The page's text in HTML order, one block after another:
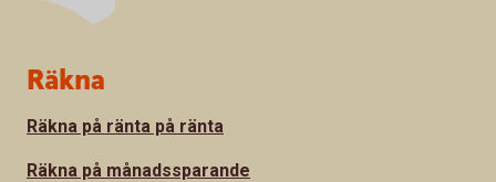
Sidfot
Räkna
Räkna på ränta på ränta
Räkna på månadssparande